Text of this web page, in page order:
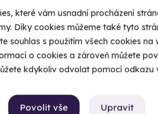
které vám usnadní procházení
Díky cookies můžeme také tyto
souhlas s použitím všech cookies na
o cookies a zároveň můžete
kdykoliv odvolat pomocí odkazu
Upravit
Povolit vše